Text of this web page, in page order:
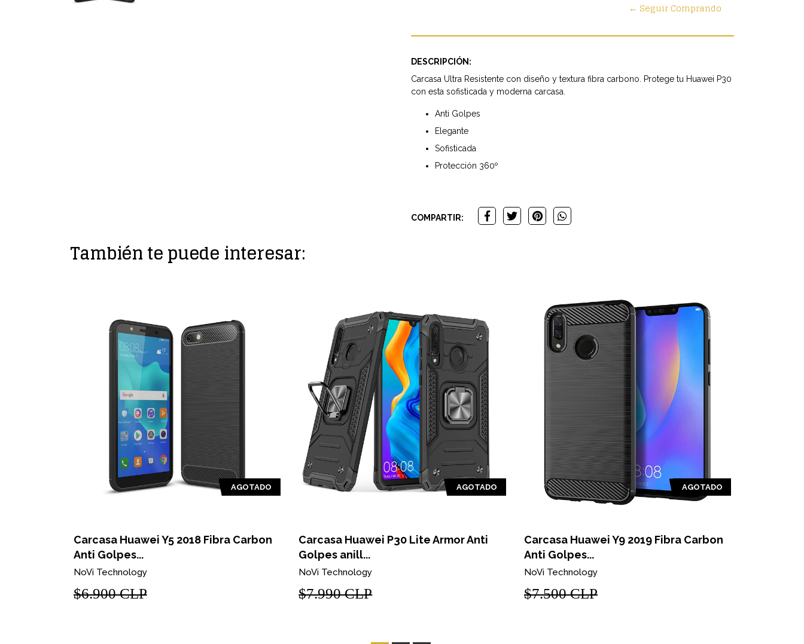
← Seguir Comprando
DESCRIPCIÓN:
Carcasa Ultra Resistente con diseño y textura fibra carbono. Protege tu Huawei P30
con esta sofisticada y moderna carcasa.
Anti Golpes
Elegante
Sofisticada
Protección 360º
COMPARTIR:
También te puede interesar:
AGOTADO
Carcasa Huawei Y5 2018 Fibra Carbon
Anti Golpes...
NoVi Technology
$6.900 CLP
AGOTADO
Carcasa Huawei P30 Lite Armor Anti
Golpes anill...
NoVi Technology
$7.990 CLP
AGOTADO
Carcasa Huawei Y9 2019 Fibra Carbon
Anti Golpes...
NoVi Technology
$7.500 CLP